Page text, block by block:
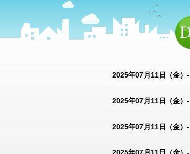
2025年07月11日（金）-
2025年07月11日（金）-
2025年07月11日（金）-